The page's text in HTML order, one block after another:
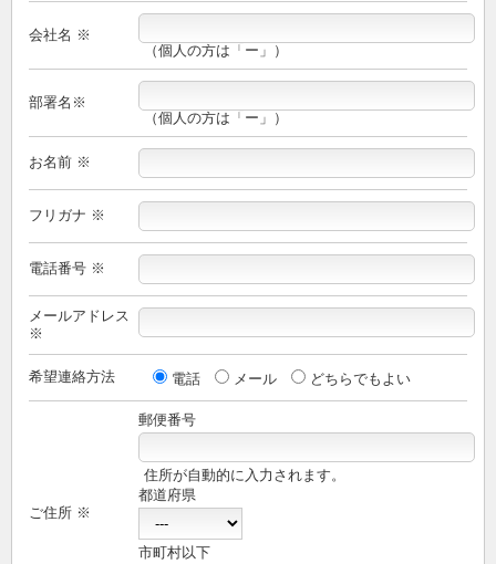
会社名 ※
（個人の方は「ー」）
部署名※
（個人の方は「ー」）
お名前 ※
フリガナ ※
電話番号 ※
メールアドレス
※
希望連絡方法 電話 メール どちらでもよい
ご住所 ※
郵便番号
住所が自動的に入力されます。
都道府県
市町村以下